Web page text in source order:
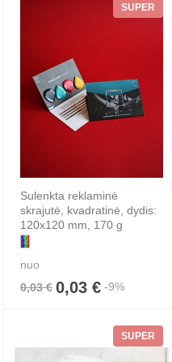
SUPER
Sulenkta reklaminė
skrajutė, kvadratinė, dydis:
120x120 mm, 170 g
nuo
0,03 € 0,03 € -9%
SUPER